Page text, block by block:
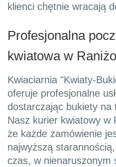
klienci chętnie wracają
Profesjonalna
kwiatowa w
Kwiaciarnia "Kwiaty-
oferuje profesjonalne
dostarczając bukiety na
Nasz kurier kwiatowy w
że każde zamówienie
najwyższą
czas, w nienaruszonym